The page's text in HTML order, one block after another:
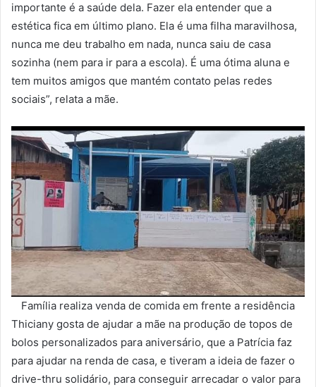
importante é a saúde dela. Fazer ela entender que a
estética fica em último plano. Ela é uma filha maravilhosa,
nunca me deu trabalho em nada, nunca saiu de casa
sozinha (nem para ir para a escola). É uma ótima aluna e
tem muitos amigos que mantém contato pelas redes
sociais”, relata a mãe.
Família realiza venda de comida em frente a residência
Thiciany gosta de ajudar a mãe na produção de topos de
bolos personalizados para aniversário, que a Patrícia faz
para ajudar na renda de casa, e tiveram a ideia de fazer o
drive-thru solidário, para conseguir arrecadar o valor para